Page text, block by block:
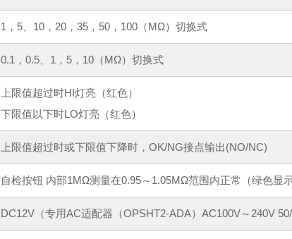
1，5、10，20，35，50，100（MΩ）切换式
0.1，0.5、1，5，10（MΩ）切换式
上限值超过时HI灯亮（红色）
下限值以下时LO灯亮（红色）
上限值超过时或下限值下降时，OK/NG接点输出(NO/NC)
自检按钮 内部1MΩ测量在0.95～1.05MΩ范围内正常（绿色显示
DC12V（专用AC适配器（OPSHT2-ADA）AC100V～240V 50/